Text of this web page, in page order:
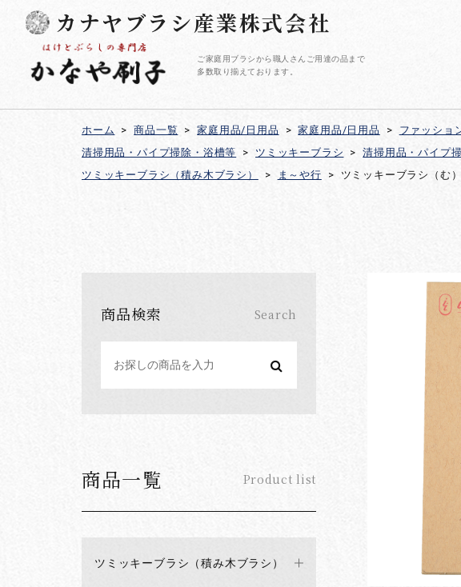
カナヤブラシ産業株式会社
ご家庭用ブラシから職人さんご用達の品まで
多数取り揃えております。
ホーム > 商品一覧 > 家庭用品/日用品 > 家庭用品/日用品 > ファッショ
清掃用品・パイプ掃除・浴槽等
> ツミッキーブラシ > 清掃用品・パイプ
ツミッキーブラシ（積み木ブラシ）
> ま～や行 > ツミッキーブラシ（む）
商品検索 Search
商品一覧 Product list
ツミッキーブラシ（積み木ブラシ）